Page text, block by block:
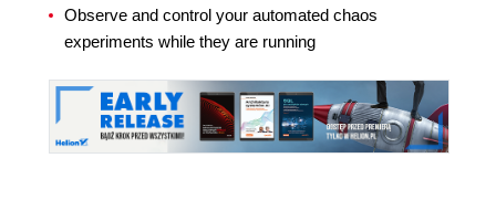
Observe and control your automated chaos
experiments while they are running